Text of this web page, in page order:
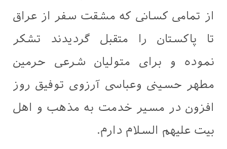
از تمامی کسانی که مشقت سفر از عراق
تا پاکستان را متقبل گردیدند تشکر
نموده و برای متولیان شرعی حرمین
مطهر حسینی وعباسی آرزوی توفیق روز
افزون در مسیر خدمت به مذهب و اهل
بیت علیهم السلام دارم.